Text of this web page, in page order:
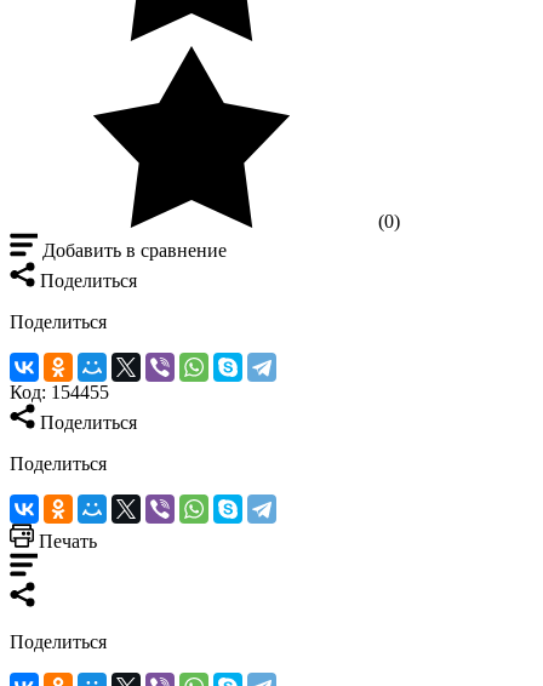
(0)
Добавить в сравнение
Поделиться
Поделиться
Код: 154455
Поделиться
Поделиться
Печать
Поделиться